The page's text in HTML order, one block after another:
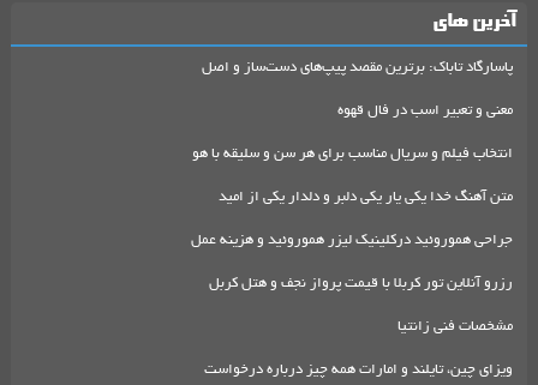
آخرین های
پاسارگاد تاباک: برترین مقصد پیپ‌های دست‌ساز و اصل
معنی و تعبیر اسب در فال قهوه
انتخاب فیلم و سریال مناسب برای هر سن و سلیقه با هو
متن آهنگ خدا یکی یار یکی دلبر و دلدار یکی از امید
جراحی هموروئید درکلینیک لیزر هموروئید و هزینه عمل
رزرو آنلاین تور کربلا با قیمت پرواز نجف و هتل کربل
مشخصات فنی زانتیا
ویزای چین، تایلند و امارات همه چیز درباره درخواست